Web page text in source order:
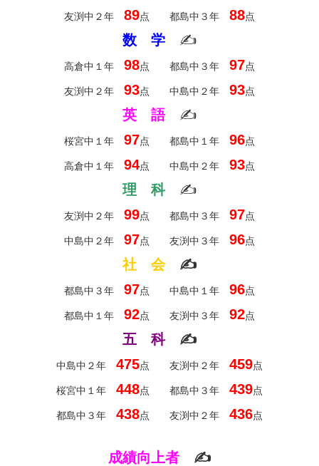
友渕中２年 89点 都島中３年 88点
数 学 ✍
高倉中１年 98点 都島中３年 97点
友渕中２年 93点 中島中２年 93点
英 語✍
桜宮中１年 97点 都島中１年 96点
高倉中１年 94点 中島中２年 93点
理 科✍
友渕中２年 99点 都島中３年 97点
中島中２年 97点 友渕中３年 96点
社 会✍
都島中３年 97点 中島中１年 96点
都島中１年 92点 友渕中３年 92点
五 科✍
中島中２年 475点 友渕中２年 459点
桜宮中１年 448点 都島中３年 439点
都島中３年 438点 友渕中２年 436点
成績向上者 ✍